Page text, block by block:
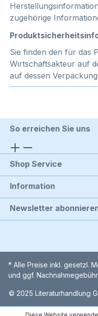
zugehörige
Sie finden den für das
Wirtschaftsakteur auf
auf dessen
So erreichen Sie uns
Shop Service
Information
Newsletter
* Alle Preise inkl. gesetzl.
und ggf.
© 2025 Literaturhandlung